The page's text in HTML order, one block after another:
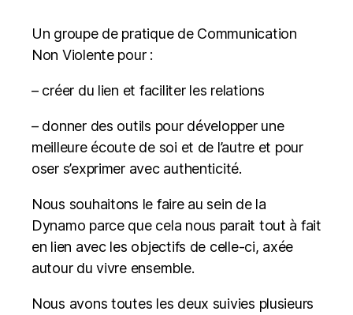
Un groupe de pratique de Communication
Non Violente pour :
– créer du lien et faciliter les relations
– donner des outils pour développer une
meilleure écoute de soi et de l’autre et pour
oser s’exprimer avec authenticité.
Nous souhaitons le faire au sein de la
Dynamo parce que cela nous parait tout à fait
en lien avec les objectifs de celle-ci, axée
autour du vivre ensemble.
Nous avons toutes les deux suivies plusieurs